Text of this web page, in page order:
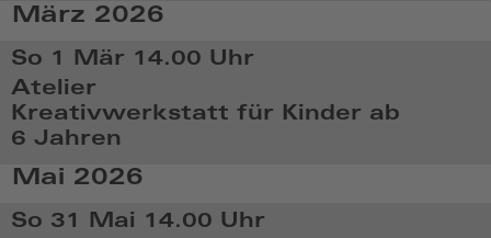
KALENDER
März 2026
So 1 Mär 14.00 Uhr
Atelier
Kreativwerkstatt für Kinder ab
6 Jahren
So,
Mär
1
Mai 2026
So 31 Mai
14.00 Uhr